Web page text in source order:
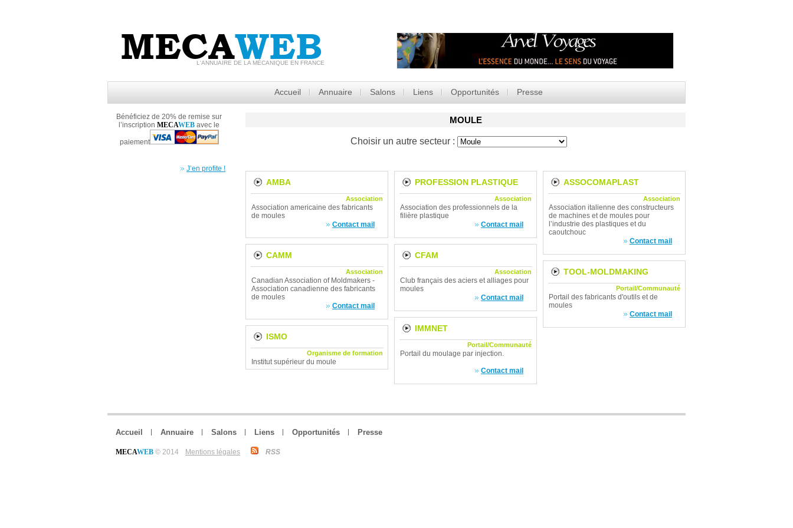
MECAWEB
L'ANNUAIRE DE LA MÉCANIQUE EN FRANCE
Accueil Annuaire Salons Liens Opportunités Presse
Bénéficiez de 20% de remise sur
l’inscription MECAWEB avec le
paiement
J’en profite !
MOULE
Choisir un autre secteur :
AMBA
Association
Association americaine des fabricants
de moules
Contact mail
PROFESSION PLASTIQUE
Association
Association des professionnels de la
filière plastique
Contact mail
ASSOCOMAPLAST
Association
Association italienne des constructeurs
de machines et de moules pour
l’industrie des plastiques et du
caoutchouc
Contact mail
CAMM
Association
Canadian Association of Moldmakers -
Association canadienne des fabricants
de moules
Contact mail
CFAM
Association
Club français des aciers et alliages pour
moules
Contact mail
TOOL-MOLDMAKING
Portail/Communauté
Portail des fabricants d'outils et de
moules
Contact mail
IMMNET
Portail/Communauté
Portail du moulage par injection.
Contact mail
ISMO
Organisme de formation
Institut supérieur du moule
Accueil Annuaire Salons Liens Opportunités Presse
MECAWEB © 2014 Mentions légales RSS